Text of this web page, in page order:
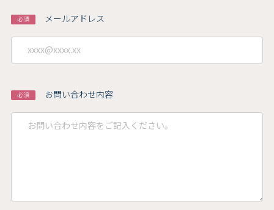
必須 メールアドレス
必須 お問い合わせ内容